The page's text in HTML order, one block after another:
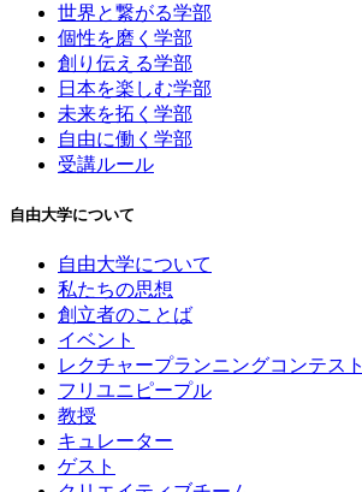
世界と繋がる学部
個性を磨く学部
創り伝える学部
日本を楽しむ学部
未来を拓く学部
自由に働く学部
受講ルール
自由大学について
自由大学について
私たちの思想
創立者のことば
イベント
レクチャープランニングコンテスト
フリユニピープル
教授
キュレーター
ゲスト